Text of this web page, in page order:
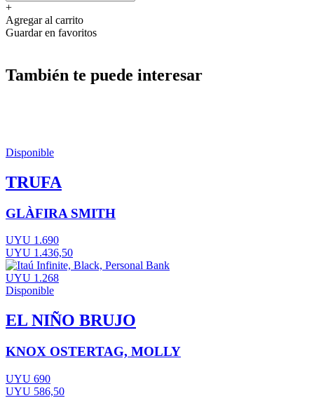
+
Agregar al carrito
Guardar en favoritos
También te puede interesar
Disponible
TRUFA
GLÀFIRA SMITH
UYU 1.690
UYU 1.436,50
UYU 1.268
Disponible
EL NIÑO BRUJO
KNOX OSTERTAG, MOLLY
UYU 690
UYU 586,50